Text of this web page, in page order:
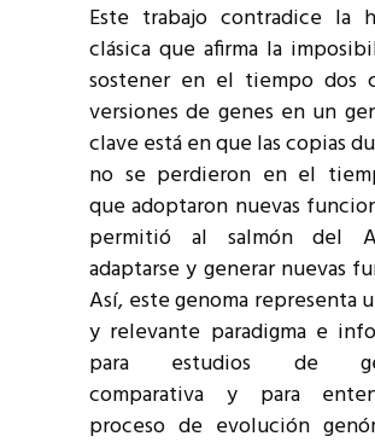
Este trabajo contradice la
clásica que afirma la
sostener en el tiempo dos
versiones de genes en un
clave está en que las copias
no se perdieron en el
que adoptaron nuevas
permitió al salmón del
adaptarse y generar nuevas
Así, este genoma representa
y relevante paradigma e
para estudios de
comparativa y para
proceso de evolución